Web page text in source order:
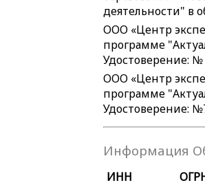
деятельности" в
ООО «Центр
программе
Удостоверение: №
ООО «Центр
программе
Удостоверение:
Информация
ИНН